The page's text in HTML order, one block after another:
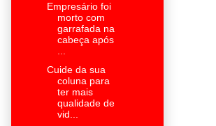
Empresário foi
morto com
garrafada na
cabeça após
...
Cuide da sua
coluna para
ter mais
qualidade de
vid...